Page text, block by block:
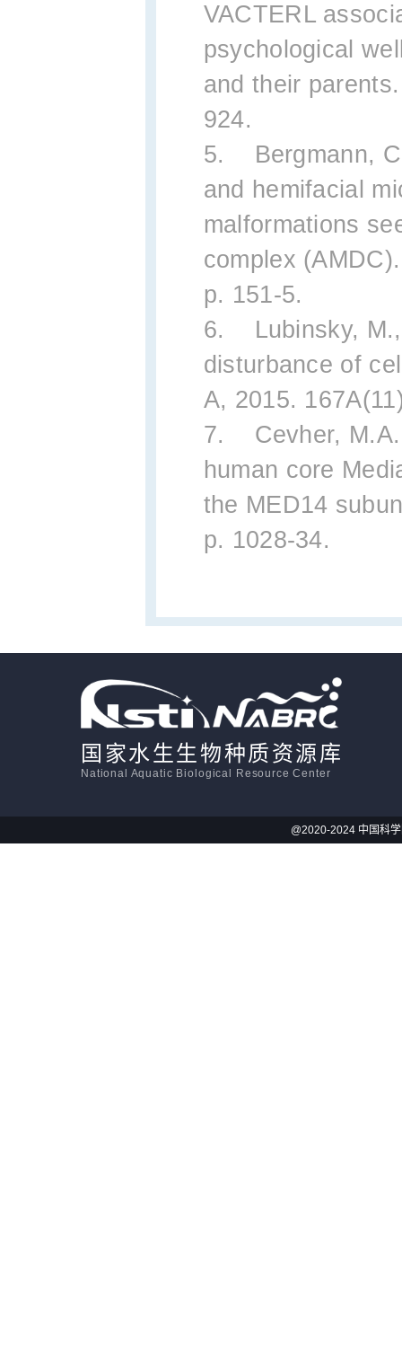
VACTERL
psychological
and their
924.
5. Bergmann,
and hemifacial
malformations
complex
p. 151-5.
6. Lubinsky, M.,
disturbance of
A, 2015.
7. Cevher,
human core
the MED14
p. 1028-34.
国家水生生物种质资源库
National Aquatic Biological Resource Center
@2020-2024 中国科